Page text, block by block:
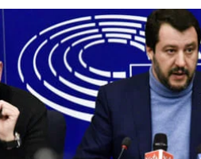
STORIA E CITAZIONI
INTRATTENIMENTO